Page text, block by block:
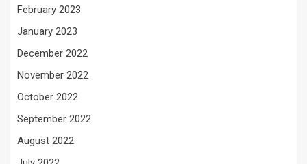
February 2023
January 2023
December 2022
November 2022
October 2022
September 2022
August 2022